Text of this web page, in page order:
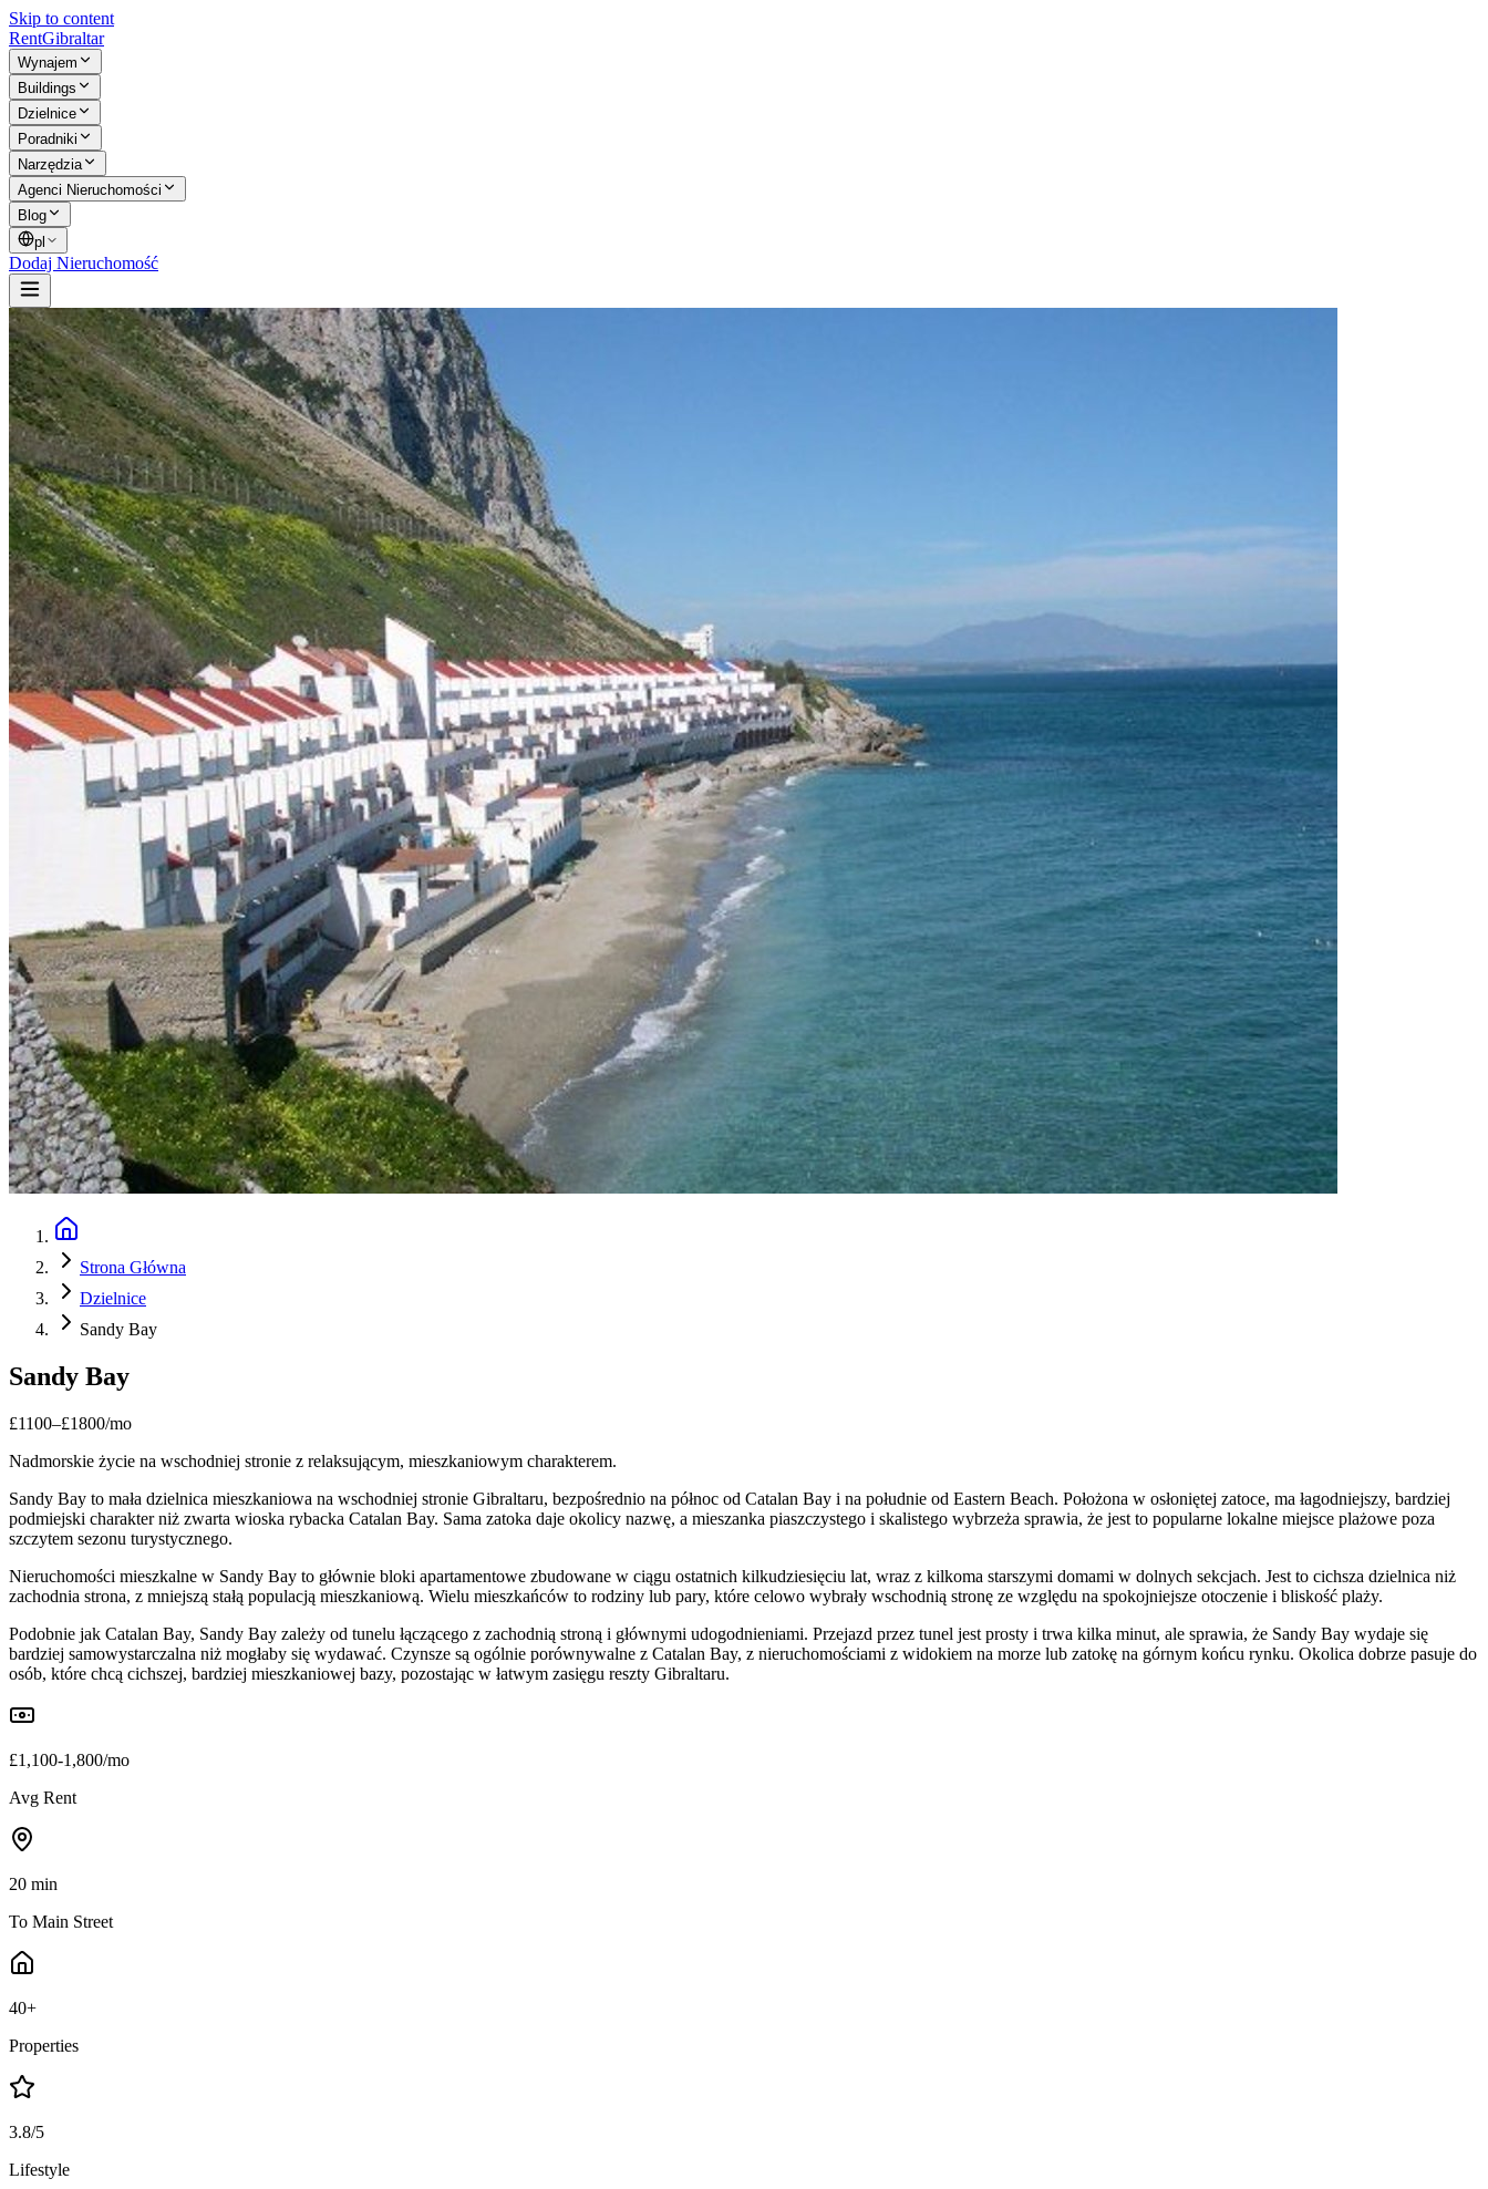
Skip to content
RentGibraltar
Wynajem
Buildings
Dzielnice
Poradniki
Narzędzia
Agenci Nieruchomości
Blog
pl
Dodaj Nieruchomość
Strona Główna
Dzielnice
Sandy Bay
Sandy Bay
£1100–£1800/mo
Nadmorskie życie na wschodniej stronie z relaksującym, mieszkaniowym charakterem.
Sandy Bay to mała dzielnica mieszkaniowa na wschodniej stronie Gibraltaru, bezpośrednio na północ od Catalan Bay i na południe od Eastern Beach. Położona w osłoniętej zatoce, ma łagodniejszy, bardziej
podmiejski charakter niż zwarta wioska rybacka Catalan Bay. Sama zatoka daje okolicy nazwę, a mieszanka piaszczystego i skalistego wybrzeża sprawia, że jest to popularne lokalne miejsce plażowe poza
szczytem sezonu turystycznego.
Nieruchomości mieszkalne w Sandy Bay to głównie bloki apartamentowe zbudowane w ciągu ostatnich kilkudziesięciu lat, wraz z kilkoma starszymi domami w dolnych sekcjach. Jest to cichsza dzielnica niż
zachodnia strona, z mniejszą stałą populacją mieszkaniową. Wielu mieszkańców to rodziny lub pary, które celowo wybrały wschodnią stronę ze względu na spokojniejsze otoczenie i bliskość plaży.
Podobnie jak Catalan Bay, Sandy Bay zależy od tunelu łączącego z zachodnią stroną i głównymi udogodnieniami. Przejazd przez tunel jest prosty i trwa kilka minut, ale sprawia, że Sandy Bay wydaje się
bardziej samowystarczalna niż mogłaby się wydawać. Czynsze są ogólnie porównywalne z Catalan Bay, z nieruchomościami z widokiem na morze lub zatokę na górnym końcu rynku. Okolica dobrze pasuje do
osób, które chcą cichszej, bardziej mieszkaniowej bazy, pozostając w łatwym zasięgu reszty Gibraltaru.
£1,100-1,800/mo
Avg Rent
20 min
To Main Street
40+
Properties
3.8/5
Lifestyle